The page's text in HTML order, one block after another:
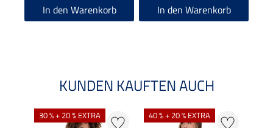
In den Warenkorb In den Warenkorb
KUNDEN KAUFTEN AUCH
30 % + 20 % EXTRA 40 % + 20 % EXTRA